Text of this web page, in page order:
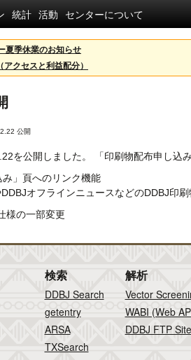
統計 活動 センターについて
夏季休業のお知らせ
クセスと利益配分）
公開
を公開しました。 「印刷物配布申し
み」頁へのリンク機能
オフラインニュースなどのDDBJ印
様の一部変更
検索
DDBJ Search
getentry
ARSA
TXSearch
解析
Vector
WABI (Web
DDBJ FTP Site